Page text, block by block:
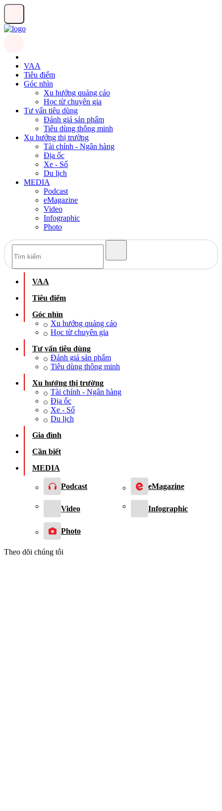
VAA
Tiêu điểm
Góc nhìn
Xu hướng quảng cáo
Học từ chuyên gia
Tư vấn tiêu dùng
Đánh giá sản phẩm
Tiêu dùng thông minh
Xu hướng thị trường
Tài chính - Ngân hàng
Địa ốc
Xe - Số
Du lịch
MEDIA
Podcast
eMagazine
Video
Infographic
Photo
VAA
Tiêu điểm
Góc nhìn
Xu hướng quảng cáo
Học từ chuyên gia
Tư vấn tiêu dùng
Đánh giá sản phẩm
Tiêu dùng thông minh
Xu hướng thị trường
Tài chính - Ngân hàng
Địa ốc
Xe - Số
Du lịch
Gia đình
Cần biết
MEDIA
Podcast eMagazine
Video Infographic
Photo
Theo dõi chúng tôi